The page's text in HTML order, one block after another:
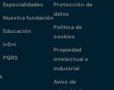
Especialidades
Nuestra fundación
Educación
I+D+i
PQRS
Protección de
datos
Política de
cookies
Propiedad
intelectual e
industrial
Aviso de